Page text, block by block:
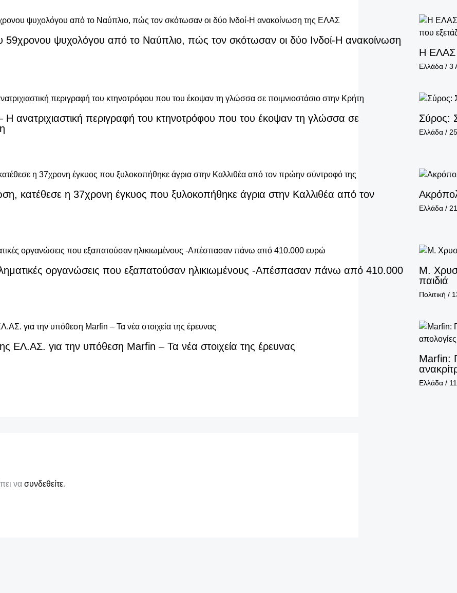
59χρονου ψυχολόγου από το Ναύπλιο, πώς τον σκότωσαν οι δύο Ινδοί-Η ανακοίνωση
Η ΕΛΑΣ
Ελλάδα / 3
ανατριχιαστική περιγραφή του κτηνοτρόφου που του έκοψαν τη γλώσσα σε
Σύρος:
Ελλάδα /
κατέθεσε η 37χρονη έγκυος που ξυλοκοπήθηκε άγρια στην Καλλιθέα από τον
Ελλάδα /
οργανώσεις που εξαπατούσαν ηλικιωμένους -Απέσπασαν πάνω από 410.000
Μ.
παιδιά
Πολιτική /
ΕΛ.ΑΣ. για την υπόθεση Marfin – Τα νέα στοιχεία της έρευνας
Marfin:
Ελλάδα /
να συνδεθείτε.